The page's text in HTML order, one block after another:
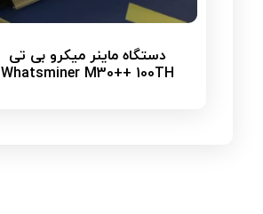
دستگاه ماینر میکرو بی تی
Whatsminer M30++ 100TH